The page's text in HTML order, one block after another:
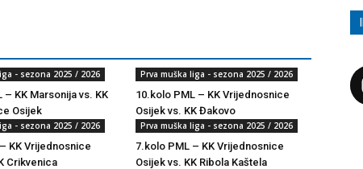
- sezona 2025 / 2026
– KK Marsonija vs. KK
Osijek
Prva muška liga - sezona 2025 / 2026
10.kolo PML – KK Vrijednosnice
Osijek vs. KK Đakovo
- sezona 2025 / 2026
KK Vrijednosnice
Crikvenica
Prva muška liga - sezona 2025 / 2026
7.kolo PML – KK Vrijednosnice
Osijek vs. KK Ribola Kaštela